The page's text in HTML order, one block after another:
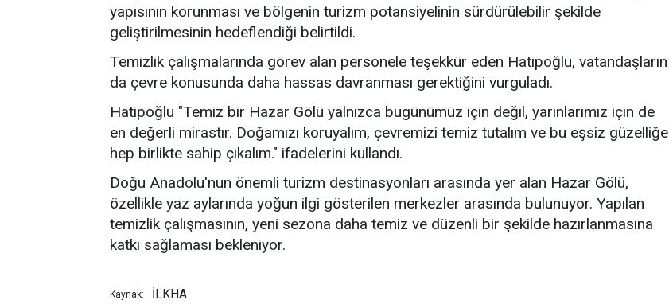
yapısının korunması ve bölgenin turizm potansiyelinin sürdürülebilir şekilde
geliştirilmesinin hedeflendiği belirtildi.
Temizlik çalışmalarında görev alan personele teşekkür eden Hatipoğlu, vatandaşların
da çevre konusunda daha hassas davranması gerektiğini vurguladı.
Hatipoğlu "Temiz bir Hazar Gölü yalnızca bugünümüz için değil, yarınlarımız için de
en değerli mirastır. Doğamızı koruyalım, çevremizi temiz tutalım ve bu eşsiz güzelliğe
hep birlikte sahip çıkalım." ifadelerini kullandı.
Doğu Anadolu'nun önemli turizm destinasyonları arasında yer alan Hazar Gölü,
özellikle yaz aylarında yoğun ilgi gösterilen merkezler arasında bulunuyor. Yapılan
temizlik çalışmasının, yeni sezona daha temiz ve düzenli bir şekilde hazırlanmasına
katkı sağlaması bekleniyor.
Kaynak: İLKHA